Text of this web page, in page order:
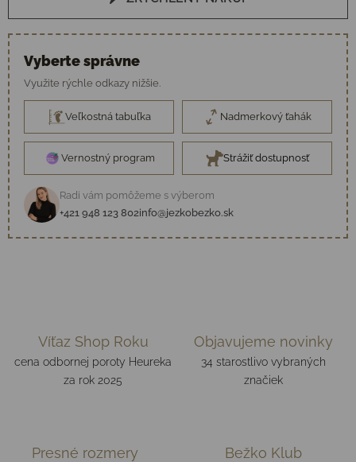
Vyberte správne
Využite rýchle odkazy nižšie.
Veľkostná tabuľka Nadmerkový ťahák
Vernostný program Strážiť dostupnosť
Radi vám pomôžeme s výberom
+421 948 123 802info@jezkobezko.sk
Víťaz Shop Roku
cena odbornej poroty Heureka
za rok 2025
Objavujeme novinky
34 starostlivo vybraných
značiek
Presné rozmery Bežko Klub